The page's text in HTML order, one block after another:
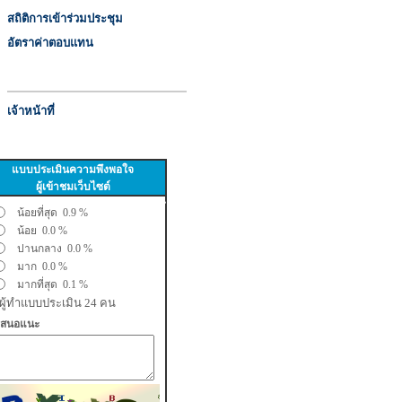
สถิติการเข้าร่วมประชุม
อัตราค่าตอบแทน
เจ้าหน้าที่
แบบประเมินความพึงพอใจ
ผู้เข้าชมเว็บไซต์
น้อยที่สุด 0.9 %
น้อย 0.0 %
ปานกลาง 0.0 %
มาก 0.0 %
มากที่สุด 0.1 %
แบบประเมิน 24 คน
นอแนะ